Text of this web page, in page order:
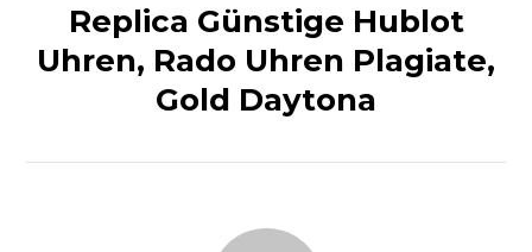
Replica Günstige Hublot
Uhren, Rado Uhren Plagiate,
Gold Daytona